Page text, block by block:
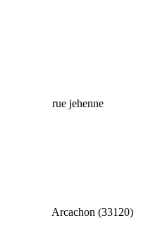
rue jehenne
Arcachon (33120)